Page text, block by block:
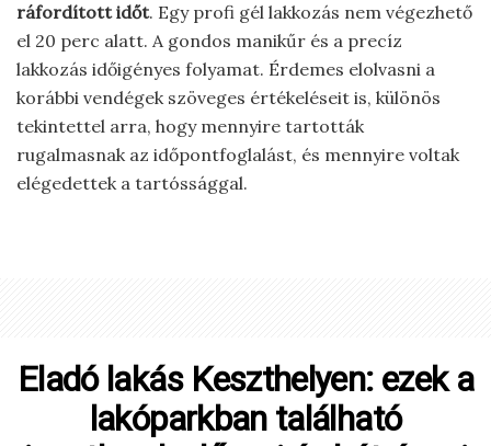
ráfordított időt. Egy profi gél lakkozás nem végezhető
el 20 perc alatt. A gondos manikűr és a precíz
lakkozás időigényes folyamat. Érdemes elolvasni a
korábbi vendégek szöveges értékeléseit is, különös
tekintettel arra, hogy mennyire tartották
rugalmasnak az időpontfoglalást, és mennyire voltak
elégedettek a tartóssággal.
Eladó lakás Keszthelyen: ezek a
lakóparkban található